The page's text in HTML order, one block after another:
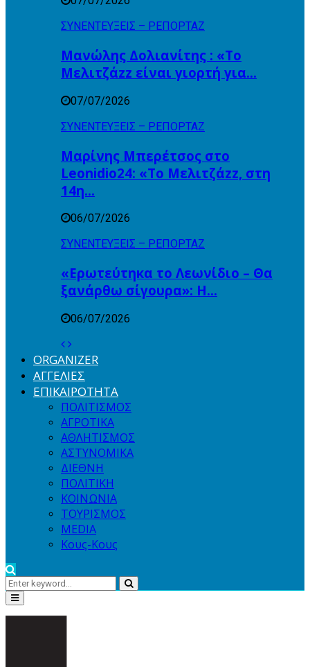
ΣΥΝΕΝΤΕΥΞΕΙΣ – ΡΕΠΟΡΤΑΖ
Μανώλης Δολιανίτης : «Το
Μελιτζάzz είναι γιορτή για…
07/07/2026
ΣΥΝΕΝΤΕΥΞΕΙΣ – ΡΕΠΟΡΤΑΖ
Μαρίνης Μπερέτσος στο
Leonidio24: «Το Μελιτζάzz, στη
14η…
06/07/2026
ΣΥΝΕΝΤΕΥΞΕΙΣ – ΡΕΠΟΡΤΑΖ
«Ερωτεύτηκα το Λεωνίδιο – Θα
ξανάρθω σίγουρα»: Η…
06/07/2026
ORGANIZER
ΑΓΓΕΛΙΕΣ
ΕΠΙΚΑΙΡΟΤΗΤΑ
ΠΟΛΙΤΙΣΜΟΣ
ΑΓΡΟΤΙΚΑ
ΑΘΛΗΤΙΣΜΟΣ
ΑΣΤΥΝΟΜΙΚΑ
ΔΙΕΘΝΗ
ΠΟΛΙΤΙΚΗ
ΚΟΙΝΩΝΙΑ
ΤΟΥΡΙΣΜΟΣ
MEDIA
Κους-Κους
Search
for:
Search
Primary
Menu